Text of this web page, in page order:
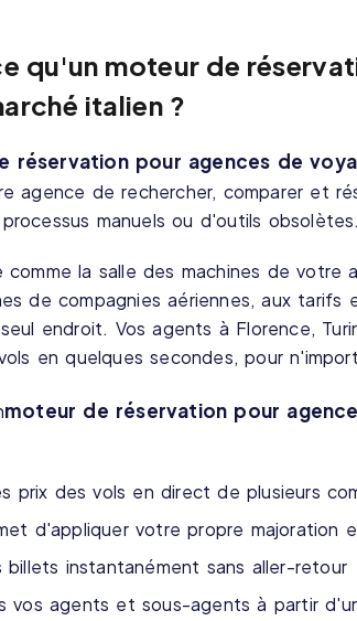
qu'un moteur de
italien ?
réservation pour agences de
agence de rechercher, comparer et
manuels ou d'outils obsolètes.
comme la salle des machines de
de compagnies aériennes, aux
endroit. Vos agents à Florence,
en quelques secondes, pour
moteur de réservation pour
prix des vols en direct de plusieurs
d'appliquer votre propre majoration
billets instantanément sans aller-retour
vos agents et sous-agents à partir